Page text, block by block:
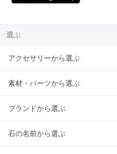
選ぶ
アクセサリーから選ぶ
素材・パーツから選ぶ
ブランドから選ぶ
石の名前から選ぶ